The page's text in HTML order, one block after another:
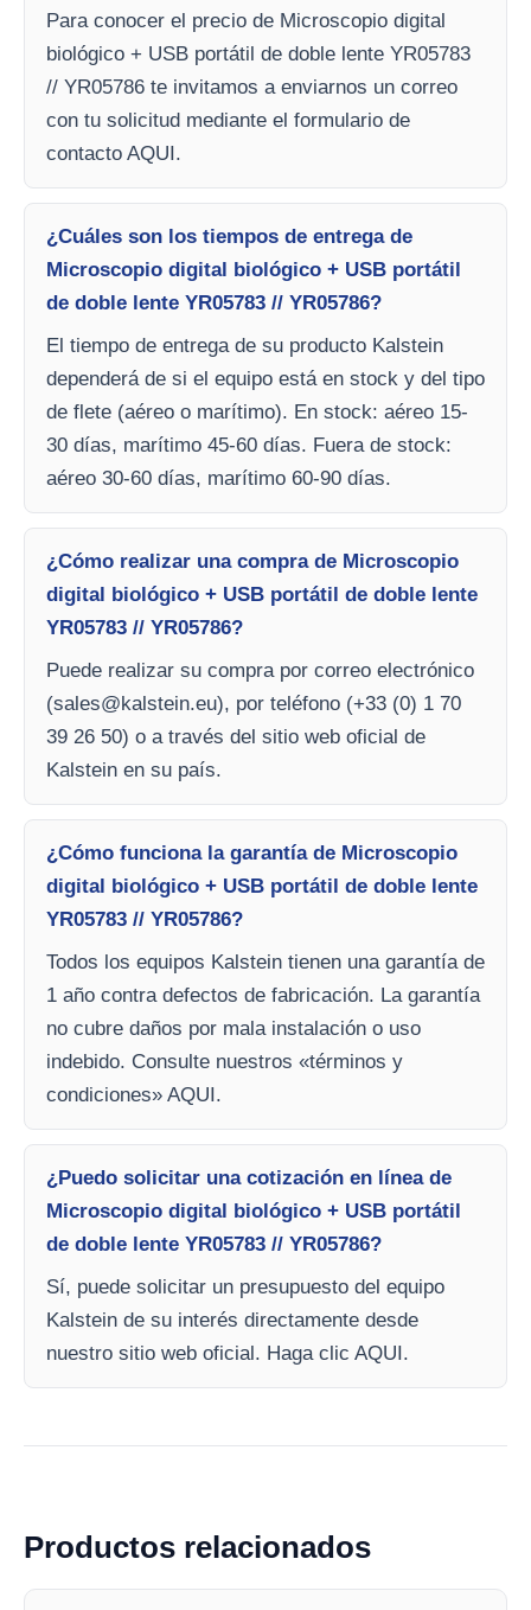
Para conocer el precio de Microscopio digital
biológico + USB portátil de doble lente YR05783
// YR05786 te invitamos a enviarnos un correo
con tu solicitud mediante el formulario de
contacto AQUI.
¿Cuáles son los tiempos de entrega de
Microscopio digital biológico + USB portátil
de doble lente YR05783 // YR05786?
El tiempo de entrega de su producto Kalstein
dependerá de si el equipo está en stock y del tipo
de flete (aéreo o marítimo). En stock: aéreo 15-
30 días, marítimo 45-60 días. Fuera de stock:
aéreo 30-60 días, marítimo 60-90 días.
¿Cómo realizar una compra de Microscopio
digital biológico + USB portátil de doble lente
YR05783 // YR05786?
Puede realizar su compra por correo electrónico
(sales@kalstein.eu), por teléfono (+33 (0) 1 70
39 26 50) o a través del sitio web oficial de
Kalstein en su país.
¿Cómo funciona la garantía de Microscopio
digital biológico + USB portátil de doble lente
YR05783 // YR05786?
Todos los equipos Kalstein tienen una garantía de
1 año contra defectos de fabricación. La garantía
no cubre daños por mala instalación o uso
indebido. Consulte nuestros «términos y
condiciones» AQUI.
¿Puedo solicitar una cotización en línea de
Microscopio digital biológico + USB portátil
de doble lente YR05783 // YR05786?
Sí, puede solicitar un presupuesto del equipo
Kalstein de su interés directamente desde
nuestro sitio web oficial. Haga clic AQUI.
Productos relacionados